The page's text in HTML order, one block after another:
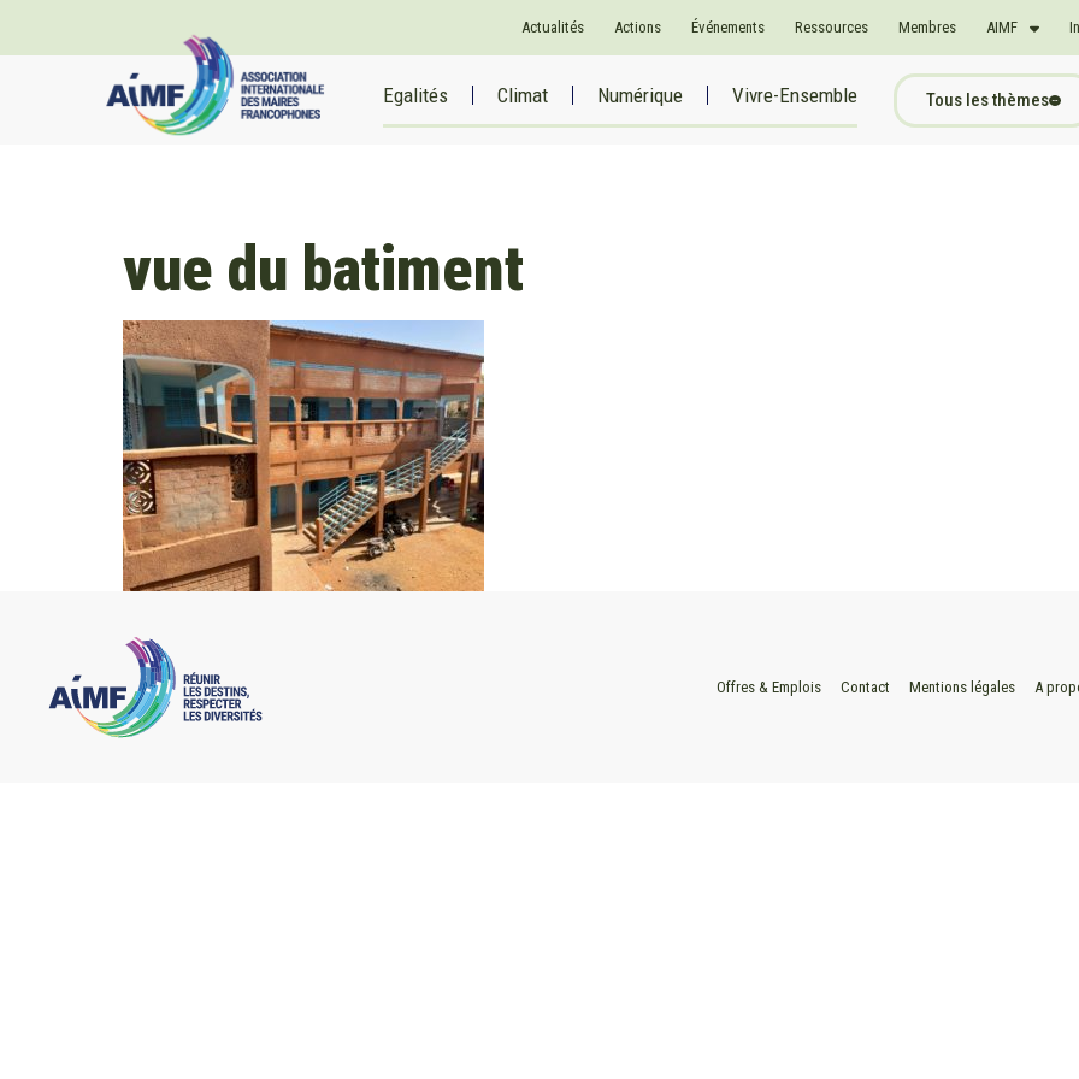
Actualités Actions Événements Ressources Membres AIMF
Egalités Climat Numérique Vivre-Ensemble Tous les thèmes
vue du batiment
Offres & Emplois Contact Mentions légales A